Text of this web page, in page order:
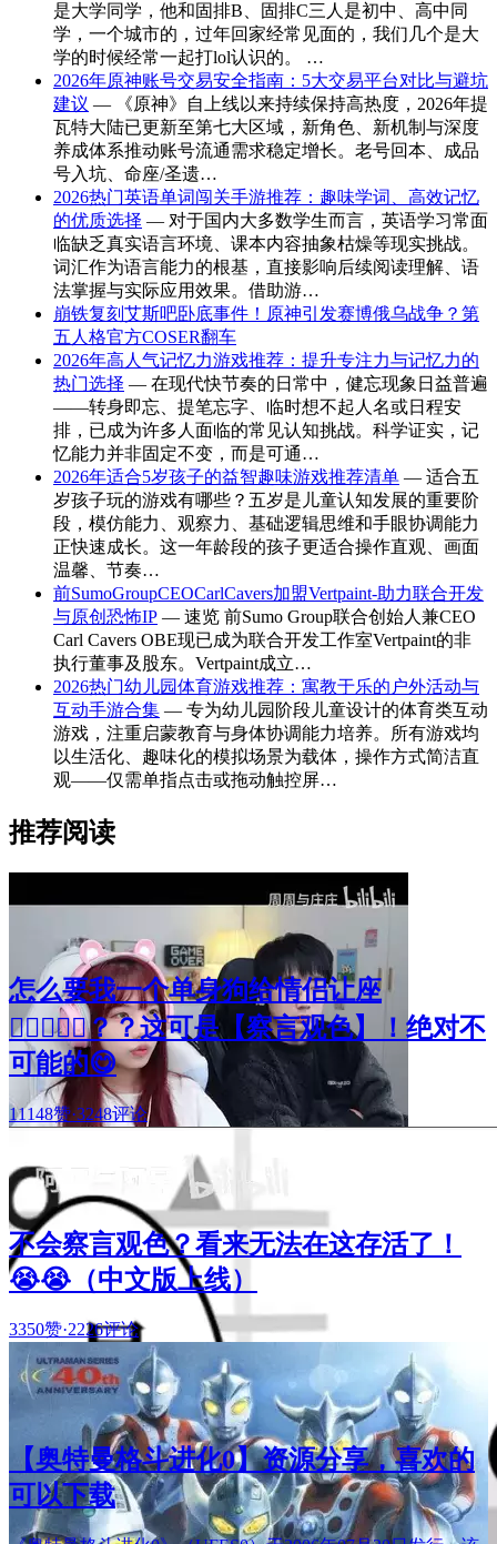
是大学同学，他和固排B、固排C三人是初中、高中同
学，一个城市的，过年回家经常见面的，我们几个是大
学的时候经常一起打lol认识的。 …
2026年原神账号交易安全指南：5大交易平台对比与避坑
建议 — 《原神》自上线以来持续保持高热度，2026年提
瓦特大陆已更新至第七大区域，新角色、新机制与深度
养成体系推动账号流通需求稳定增长。老号回本、成品
号入坑、命座/圣遗…
2026热门英语单词闯关手游推荐：趣味学词、高效记忆
的优质选择 — 对于国内大多数学生而言，英语学习常面
临缺乏真实语言环境、课本内容抽象枯燥等现实挑战。
词汇作为语言能力的根基，直接影响后续阅读理解、语
法掌握与实际应用效果。借助游…
崩铁复刻艾斯吧卧底事件！原神引发赛博俄乌战争？第
五人格官方COSER翻车
2026年高人气记忆力游戏推荐：提升专注力与记忆力的
热门选择 — 在现代快节奏的日常中，健忘现象日益普遍
——转身即忘、提笔忘字、临时想不起人名或日程安
排，已成为许多人面临的常见认知挑战。科学证实，记
忆能力并非固定不变，而是可通…
2026年适合5岁孩子的益智趣味游戏推荐清单 — 适合五
岁孩子玩的游戏有哪些？五岁是儿童认知发展的重要阶
段，模仿能力、观察力、基础逻辑思维和手眼协调能力
正快速成长。这一年龄段的孩子更适合操作直观、画面
温馨、节奏…
前SumoGroupCEOCarlCavers加盟Vertpaint-助力联合开发
与原创恐怖IP — 速览 前Sumo Group联合创始人兼CEO
Carl Cavers OBE现已成为联合开发工作室Vertpaint的非
执行董事及股东。Vertpaint成立…
2026热门幼儿园体育游戏推荐：寓教于乐的户外活动与
互动手游合集 — 专为幼儿园阶段儿童设计的体育类互动
游戏，注重启蒙教育与身体协调能力培养。所有游戏均
以生活化、趣味化的模拟场景为载体，操作方式简洁直
观——仅需单指点击或拖动触控屏…
推荐阅读
怎么要我一个单身狗给情侣让座
🧑🏻‍❤️‍👩🏻？？这可是【察言观色】！绝对不
可能的😋
11148赞·3248评论
不会察言观色？看来无法在这存活了！
😭😭（中文版上线）
3350赞·2226评论
【奥特曼格斗进化0】资源分享，喜欢的
可以下载